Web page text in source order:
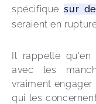
spécifique sur
seraient en
Il rappelle qu'en
avec les
vraiment engager
qui les